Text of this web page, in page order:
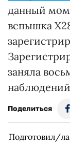
данный
вспышка
заняла
Поделиться
Подготовил/